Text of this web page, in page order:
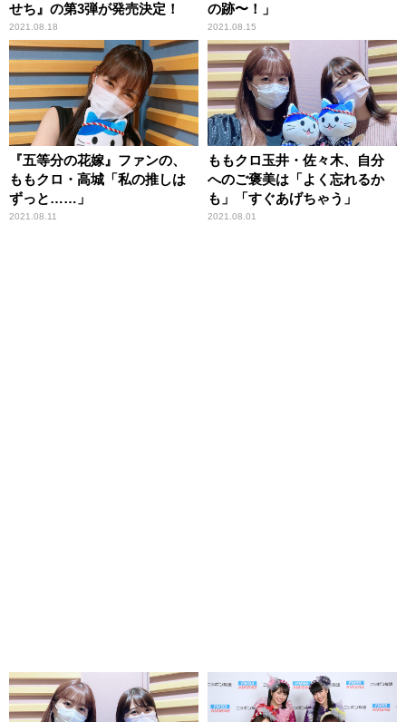
せち』の第3弾が発売決定！
2021.08.18
の跡〜！」
2021.08.15
『五等分の花嫁』ファンの、
ももクロ・高城「私の推しは
ずっと……」
2021.08.11
ももクロ玉井・佐々木、自分
へのご褒美は「よく忘れるか
も」「すぐあげちゃう」
2021.08.01